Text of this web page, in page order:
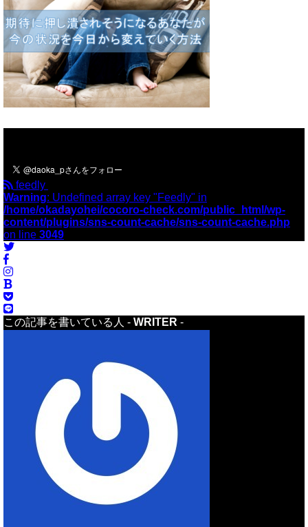
feedly
Warning: Undefined array key "Feedly" in
/home/okadayohei/cocoro-check.com/public_html/wp-
content/plugins/sns-count-cache/sns-count-cache.php
on line 3049
この記事を書いている人 - WRITER -